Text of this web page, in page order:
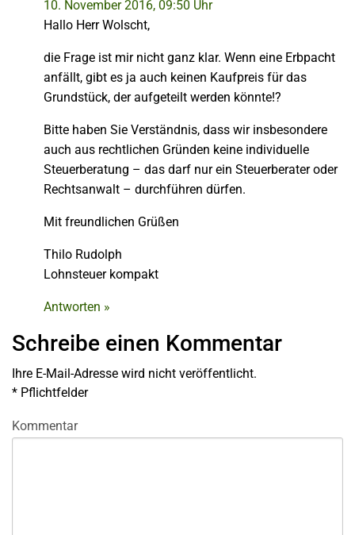
10. November 2016, 09:50 Uhr
Hallo Herr Wolscht,
die Frage ist mir nicht ganz klar. Wenn eine Erbpacht
anfällt, gibt es ja auch keinen Kaufpreis für das
Grundstück, der aufgeteilt werden könnte!?
Bitte haben Sie Verständnis, dass wir insbesondere
auch aus rechtlichen Gründen keine individuelle
Steuerberatung – das darf nur ein Steuerberater oder
Rechtsanwalt – durchführen dürfen.
Mit freundlichen Grüßen
Thilo Rudolph
Lohnsteuer kompakt
Antworten »
Schreibe einen Kommentar
Ihre E-Mail-Adresse wird nicht veröffentlicht.
* Pflichtfelder
Kommentar